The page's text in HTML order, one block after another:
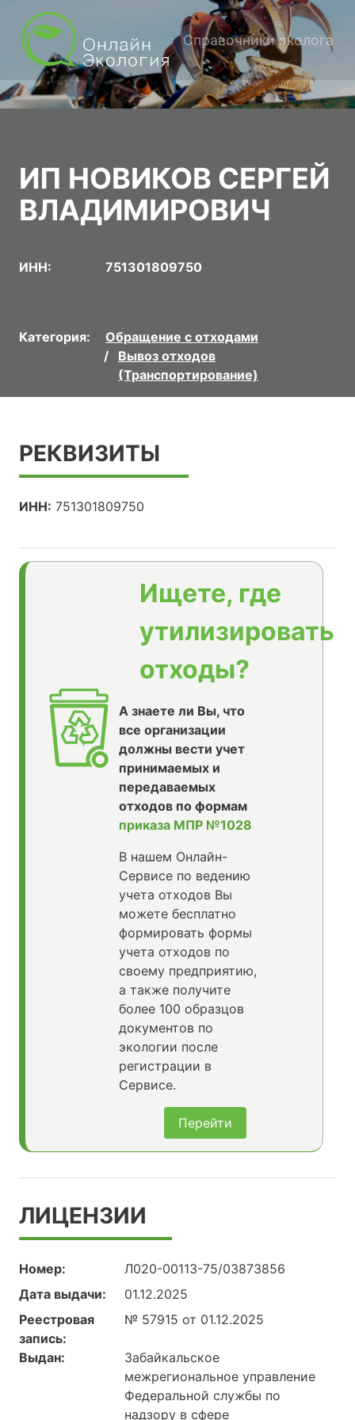
Справочники эколога
ИП НОВИКОВ СЕРГЕЙ
ВЛАДИМИРОВИЧ
ИНН: 751301809750
Категория:
Обращение с отходами
Вывоз отходов
(Транспортирование)
РЕКВИЗИТЫ
ИНН: 751301809750
Ищете, где
утилизировать
отходы?
А знаете ли Вы, что
все организации
должны вести учет
принимаемых и
передаваемых
отходов по формам
приказа МПР №1028
В нашем Онлайн-
Сервисе по ведению
учета отходов Вы
можете бесплатно
формировать формы
учета отходов по
своему предприятию,
а также получите
более 100 образцов
документов по
экологии после
регистрации в
Сервисе.
Перейти
ЛИЦЕНЗИИ
Номер:
Л020-00113-75/03873856
Дата выдачи:
01.12.2025
Реестровая
запись:
№ 57915 от 01.12.2025
Выдан:
Забайкальское
межрегиональное управление
Федеральной службы по
надзору в сфере